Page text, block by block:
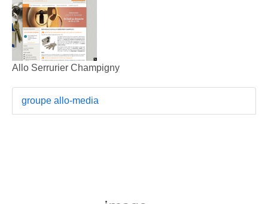
Allo Serrurier Champigny
groupe allo-media